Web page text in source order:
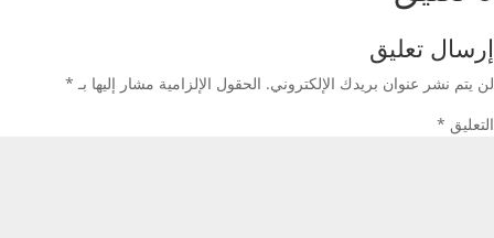
إرسال تعليق
لن يتم نشر عنوان بريدك الإلكتروني. الحقول الإلزامية مشار إليها بـ *
التعليق *